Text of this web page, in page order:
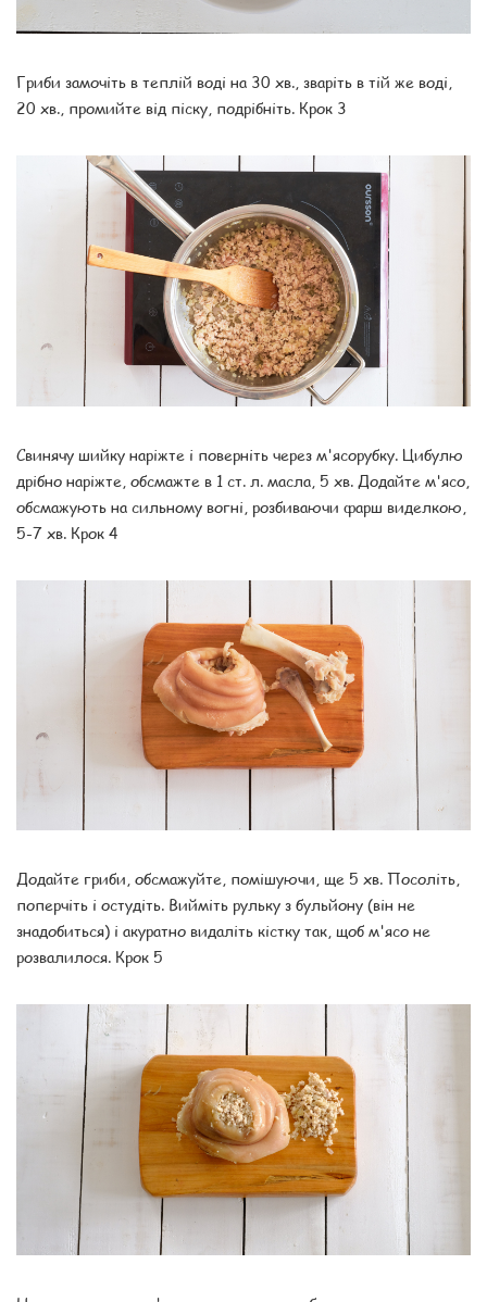
Гриби замочіть в теплій воді на 30 хв., зваріть в тій же воді,
20 хв., промийте від піску, подрібніть. Крок 3
Свинячу шийку наріжте і поверніть через м'ясорубку. Цибулю
дрібно наріжте, обсмажте в 1 ст. л. масла, 5 хв. Додайте м'ясо,
обсмажують на сильному вогні, розбиваючи фарш виделкою,
5-7 хв. Крок 4
Додайте гриби, обсмажуйте, помішуючи, ще 5 хв. Посоліть,
поперчіть і остудіть. Вийміть рульку з бульйону (він не
знадобиться) і акуратно видаліть кістку так, щоб м'ясо не
розвалилося. Крок 5